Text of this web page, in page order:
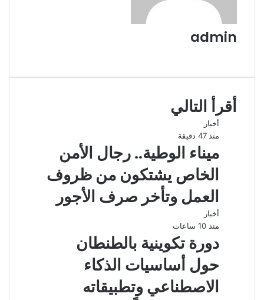
admin
أقرأ التالي
أخبار
منذ 47 دقيقة
ميناء الوطية.. رجال الأمن
الخاص يشتكون من ظروف
العمل وتأخر صرف الأجور
أخبار
منذ 10 ساعات
دورة تكوينية بالطنطان
حول أساسيات الذكاء
الاصطناعي وتطبيقاته